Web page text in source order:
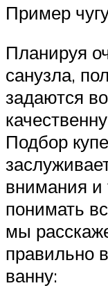
Пример
Планируя
санузла,
задаются
Подбор
внимания и
понимать
мы
правильно
ванну: